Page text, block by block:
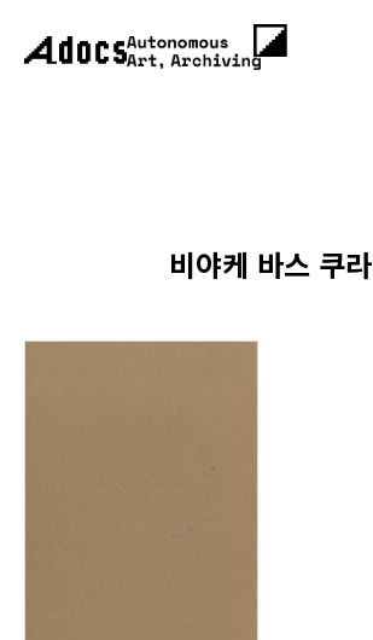
비야케 바스 쿠라